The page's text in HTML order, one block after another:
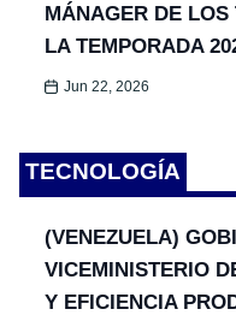
MÁNAGER DE
LA TEMPORADA
Jun 22, 2026
TECNOLOGÍA
(VENEZUELA)
VICEMINISTERIO
Y EFICIENCIA